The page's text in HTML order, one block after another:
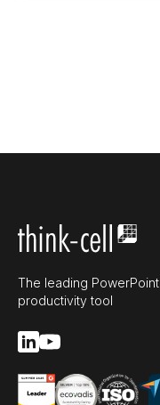
The leading PowerPoint
productivity tool